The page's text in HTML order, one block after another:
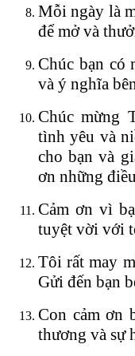
Mỗi ngày là
để mở và
Chúc bạn có
và ý nghĩa
Chúc mừng
tình yêu và
cho bạn và
ơn những
Cảm ơn vì
tuyệt vời với
Tôi rất may
Gửi đến bạn
Con cảm ơn
thương và sự